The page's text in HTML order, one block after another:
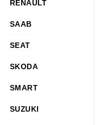
RENAULT
SAAB
SEAT
SKODA
SMART
SUZUKI